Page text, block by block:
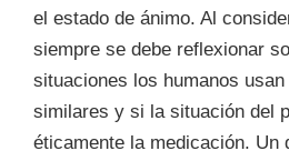
el estado de ánimo. Al
siempre se debe reflexionar
situaciones los humanos
similares y si la situación del
éticamente la medicación. Un